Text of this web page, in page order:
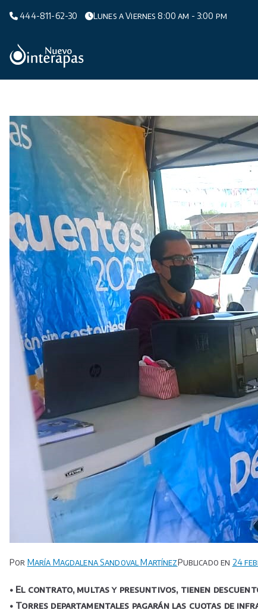
444-811-62-30 Lunes a Viernes 8:00 am - 3:00 pm
Organismo Operador de Agua
Por María Magdalena Sandoval MartínezPublicado en 24
• El contrato, multas y presuntivos, tienen
• Torres departamentales pagarán las cuotas de